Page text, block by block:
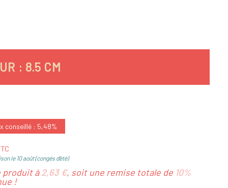
: 8.5 CM
conseillé : 5,48%
le 10 août (congés d'été)
produit à2,63 €, soit une remise totale de 10%
!